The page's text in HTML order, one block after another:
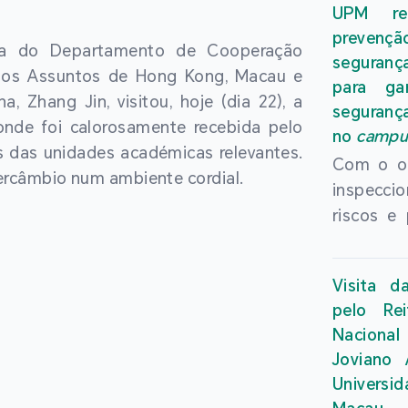
do Departamento de Cooperação
Assuntos de Hong Kong, Macau e
Zhang Jin, visitou, hoje (dia 22), a
foi calorosamente recebida pelo
unidades académicas relevantes.
num ambiente cordial.
Kong.
Anos
de
das
no
Macau
Macau
novo
chefe
da
o
da
nos
UPM
para
no
Com o
riscos e
do
os
Região
de
Visita
pelo
Joviano